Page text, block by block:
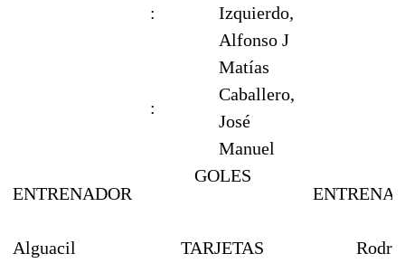
:
Izquierdo,
Alfonso J
:
Matías
Caballero,
José
Manuel
ENTRENADOR
Alguacil
GOLES
TARJETAS